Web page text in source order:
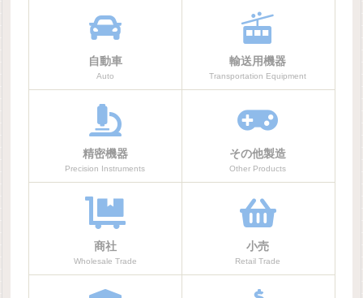
自動車
Auto
輸送用機器
Transportation Equipment
精密機器
Precision Instruments
その他製造
Other Products
商社
Wholesale Trade
小売
Retail Trade